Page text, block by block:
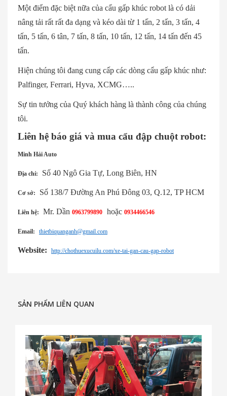
Một điểm đặc biệt nữa của cẩu gấp khúc robot là có dải
nâng tải rất rất đa dạng và kéo dài từ 1 tấn, 2 tấn, 3 tấn, 4
tấn, 5 tấn, 6 tân, 7 tấn, 8 tấn, 10 tấn, 12 tấn, 14 tấn đến 45
tấn.
Hiện chúng tôi đang cung cấp các dòng cẩu gấp khúc như:
Palfinger, Ferrari, Hyva, XCMG…..
Sự tin tưởng của Quý khách hàng là thành công của chúng
tôi.
Liên hệ báo giá và mua cẩu đập chuột robot:
Minh Hải Auto
Địa chỉ: Số 40 Ngô Gia Tự, Long Biên, HN
Cơ sở: Số 138/7 Đường An Phú Đông 03, Q.12, TP HCM
Liên hệ: Mr. Dần 0963799890 hoặc 0934466546
Email: thietbiquanganh@gmail.com
Website: http://chothuexucuilu.com/xe-tai-gan-cau-gap-robot
SẢN PHẨM LIÊN QUAN